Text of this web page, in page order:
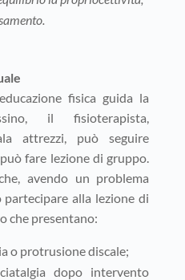
fisica guida la
il fisioterapista,
attrezzi, può seguire
fare lezione di gruppo.
avendo un problema
alla lezione di
che presentano:
o protrusione discale;
dopo intervento